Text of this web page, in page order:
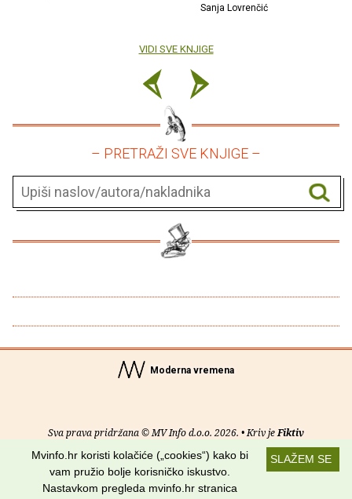
Sanja Lovrenčić
VIDI SVE KNJIGE
– PRETRAŽI SVE KNJIGE –
Moderna vremena
Sva prava pridržana © MV Info d.o.o. 2026. • Kriv jeFiktiv
Uvjeti korištenja RSS kanali
Potraži nas na:
SLAŽEM SE
Mvinfo.hr koristi kolačiće („cookies“) kako bi
vam pružio bolje korisničko iskustvo.
Nastavkom pregleda mvinfo.hr stranica